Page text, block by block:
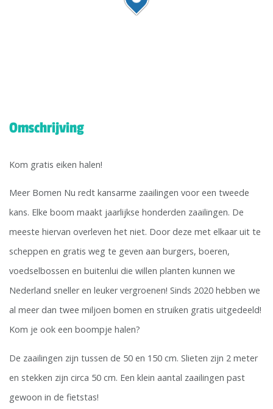
Omschrijving
Kom gratis eiken halen!
Meer Bomen Nu redt kansarme zaailingen voor een tweede
kans. Elke boom maakt jaarlijkse honderden zaailingen. De
meeste hiervan overleven het niet. Door deze met elkaar uit te
scheppen en gratis weg te geven aan burgers, boeren,
voedselbossen en buitenlui die willen planten kunnen we
Nederland sneller en leuker vergroenen! Sinds 2020 hebben we
al meer dan twee miljoen bomen en struiken gratis uitgedeeld!
Kom je ook een boompje halen?
De zaailingen zijn tussen de 50 en 150 cm. Slieten zijn 2 meter
en stekken zijn circa 50 cm. Een klein aantal zaailingen past
gewoon in de fietstas!